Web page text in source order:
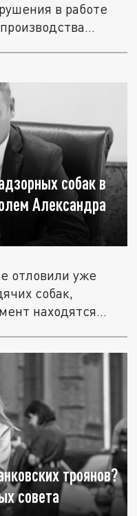
в работе
собак в
Александра
отловили уже
собак,
находятся...
троянов?
совета